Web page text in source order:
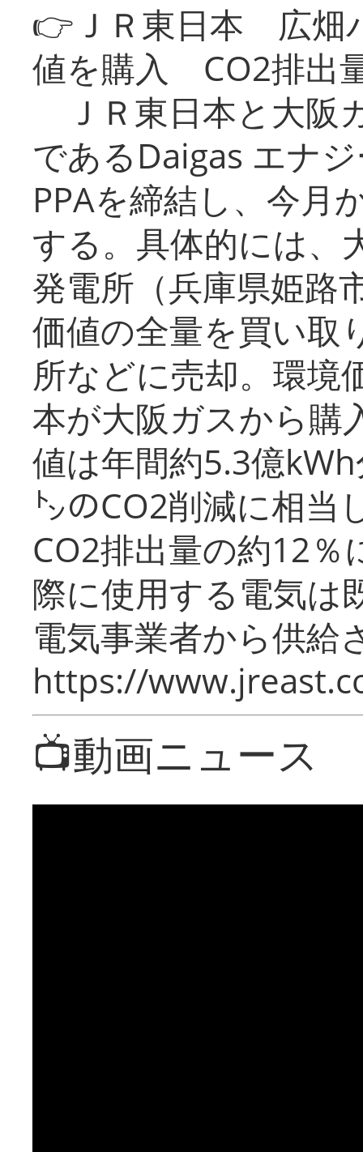
👉ＪＲ東日本 広畑
値を購入 CO2排出
ＪＲ東日本と大阪
であるDaigas エナ
PPAを締結し、今月
する。具体的には、
発電所（兵庫県姫路
価値の全量を買い取
所などに売却。環境
本が大阪ガスから購
値は年間約5.3億
㌧のCO2削減に相当
CO2排出量の約12％
際に使用する電気は
電気事業者から供給
https://
📺動画ニュース